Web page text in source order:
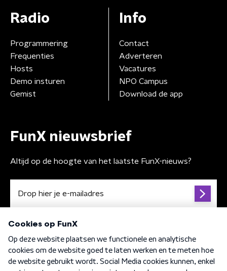
Radio
Programmering
Frequenties
Hosts
Demo insturen
Gemist
Info
Contact
Adverteren
Vacatures
NPO Campus
Download de app
FunX nieuwsbrief
Altijd op de hoogte van het laatste FunX-nieuws?
Algemene voorwaarden Privacybeleid